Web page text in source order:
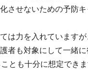
させないための予防
は力を入れています
者も対象にして一緒
とも十分に想定でき